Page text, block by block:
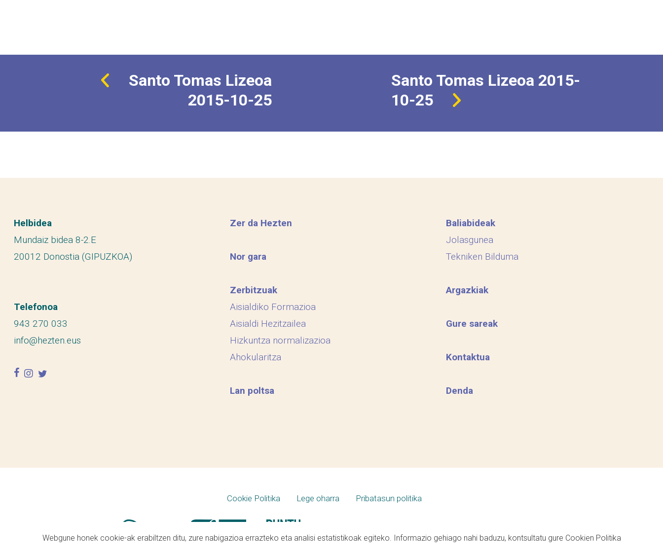
Santo Tomas Lizeoa
2015-10-25
Santo Tomas Lizeoa 2015-
10-25
Helbidea
Mundaiz bidea 8-2.E
20012 Donostia (GIPUZKOA)
Telefonoa
943 270 033
info@hezten.eus
facebook
instagram
twitter
Zer da Hezten
Nor gara
Zerbitzuak
Aisialdiko Formazioa
Aisialdi Hezitzailea
Hizkuntza normalizazioa
Ahokularitza
Lan poltsa
Baliabideak
Jolasgunea
Tekniken Bilduma
Argazkiak
Gure sareak
Kontaktua
Denda
Cookie Politika Lege oharra Pribatasun politika
Webgune honek cookie-ak erabiltzen ditu, zure nabigazioa errazteko eta analisi estatistikoak egiteko. Informazio gehiago nahi baduzu, kontsultatu gure Cookien Politika